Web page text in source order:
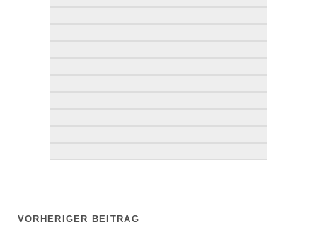
VORHERIGER BEITRAG